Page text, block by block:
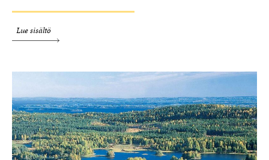
Lue sisältö